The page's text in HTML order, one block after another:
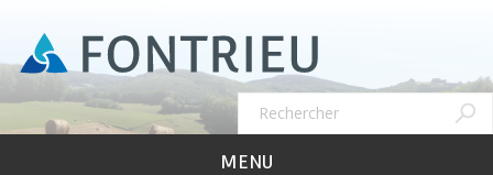
contenu
principal
Rechercher
MENU